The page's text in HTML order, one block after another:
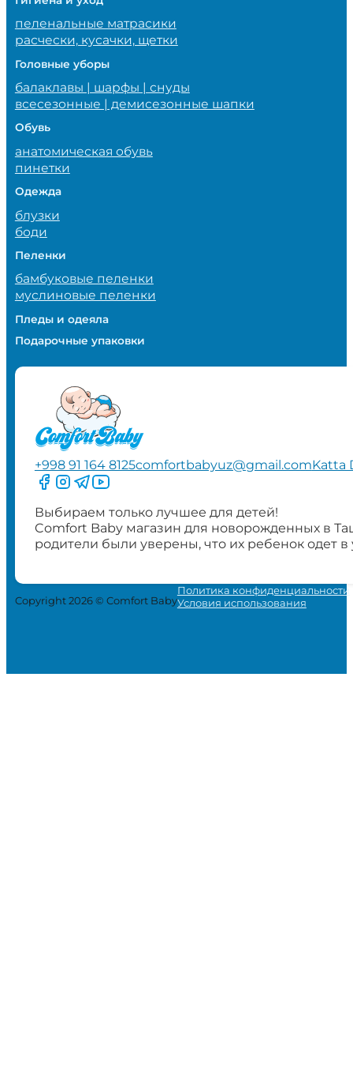
пеленальные матрасики
расчески, кусачки, щетки
Головные уборы
балаклавы | шарфы | снуды
всесезонные | демисезонные шапки
Обувь
анатомическая обувь
пинетки
Одежда
блузки
боди
Пеленки
бамбуковые пеленки
муслиновые пеленки
Пледы и одеяла
Подарочные упаковки
+998 91 164 8125comfortbabyuz@gmail.comKatta
Следите за нами на Facebook
Следите за нами в Instagram
Следите за нами в Telegram
Следите за нами в YouTube
Выбираем только лучшее для детей!
Comfort Baby магазин для новорожденных в
родители были уверены, что их ребенок одет
Copyright 2026 © Comfort Baby
Политика конфиденциальности
Условия использования